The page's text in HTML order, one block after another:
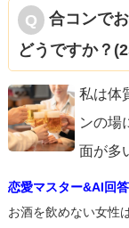
合コンで
どうですか？
私は体
ンの場
面が多
恋愛マスター&AI回
お酒を飲めない女性